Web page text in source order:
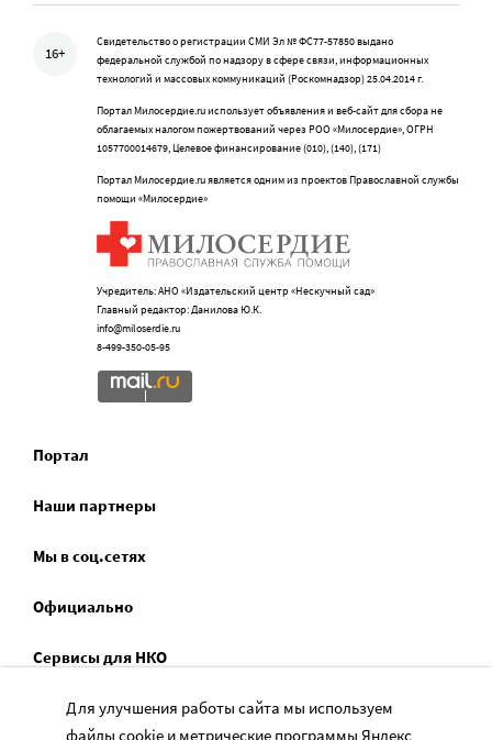
16+
Свидетельство о регистрации СМИ Эл № ФС77-57850 выдано
федеральной службой по надзору в сфере связи, информационных
технологий и массовых коммуникаций (Роскомнадзор) 25.04.2014 г.
Портал Милосердие.ru использует объявления и веб-сайт для сбора не
облагаемых налогом пожертвований через РОО «Милосердие», ОГРН
1057700014679, Целевое финансирование (010), (140), (171)
Портал Милосердие.ru является одним из проектов Православной службы
помощи «Милосердие»
Учредитель: АНО «Издательский центр «Нескучный сад»
Главный редактор: Данилова Ю.К.
info@miloserdie.ru
8-499-350-05-95
Портал
Наши партнеры
Мы в соц.сетях
Официально
Сервисы для НКО
Спецпроекты
Для улучшения работы сайта мы используем
файлы cookie и метрические программы Яндекс